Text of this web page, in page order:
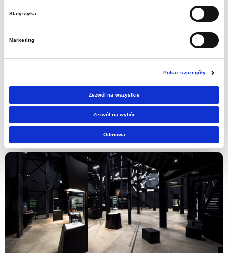
Statystyka
Marketing
Pokaż szczegóły
Zezwól na wszystkie
Zezwól na wybór
Odmowa
Spędź u nas więcej czasu na
powierzchni
Wybierzdodatkowe atrakcje i odkryj inne nasze
podziemne trasy turystyczne!